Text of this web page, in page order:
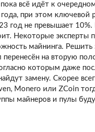
всё идёт к
при этом ключевой
год не превышает
Некоторые эксперты
майнинга.
на вторую
которым даже
замену. Скорее
Monero или ZCoin
майнеров и пулы